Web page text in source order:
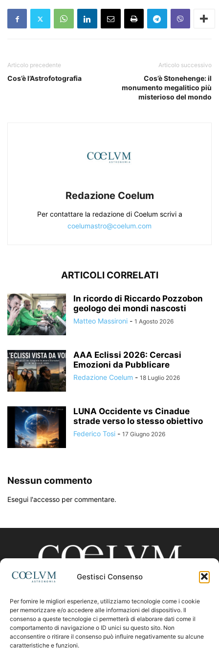
Gestisci Consenso
Per fornire le migliori esperienze, utilizziamo tecnologie come i cookie
per memorizzare e/o accedere alle informazioni del dispositivo. Il
consenso a queste tecnologie ci permetterà di elaborare dati come il
comportamento di navigazione o ID unici su questo sito. Non
acconsentire o ritirare il consenso può influire negativamente su alcune
caratteristiche e funzioni.
Articolo precedente
Cos’è l’Astrofotografia
Articolo successivo
Cos’è Stonehenge: il
monumento megalitico più
misterioso del mondo
Redazione Coelum
Per contattare la redazione di Coelum scrivi a
coelumastro@coelum.com
ARTICOLI CORRELATI
In ricordo di Riccardo Pozzobon
geologo dei mondi nascosti
Matteo Massironi - 1 Agosto 2026
AAA Eclissi 2026: Cercasi
Emozioni da Pubblicare
Redazione Coelum - 18 Luglio 2026
LUNA Occidente vs Cinadue
strade verso lo stesso obiettivo
Federico Tosi - 17 Giugno 2026
Nessun commento
Esegui l'accesso per commentare.
CHI SIAMO
Contattaci:coelumastro@coelum.com